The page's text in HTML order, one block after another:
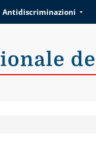
Antidiscriminazioni